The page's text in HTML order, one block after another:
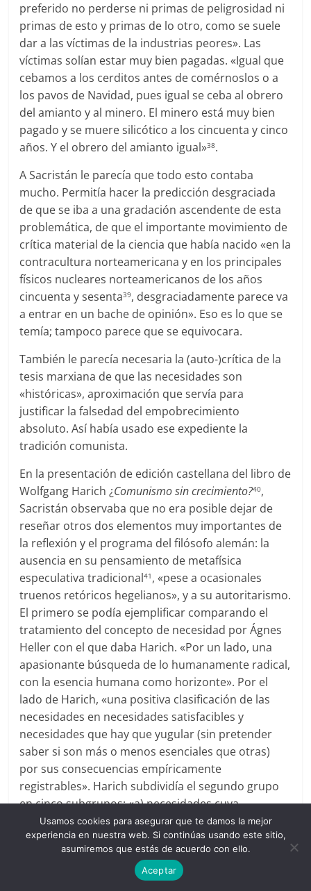
preferido no perderse ni primas de peligrosidad ni
primas de esto y primas de lo otro, como se suele
dar a las víctimas de la industrias peores». Las
víctimas solían estar muy bien pagadas. «Igual que
cebamos a los cerditos antes de comérnoslos o a
los pavos de Navidad, pues igual se ceba al obrero
del amianto y al minero. El minero está muy bien
pagado y se muere silicótico a los cincuenta y cinco
años. Y el obrero del amianto igual»38.
A Sacristán le parecía que todo esto contaba
mucho. Permitía hacer la predicción desgraciada
de que se iba a una gradación ascendente de esta
problemática, de que el importante movimiento de
crítica material de la ciencia que había nacido «en la
contracultura norteamericana y en los principales
físicos nucleares norteamericanos de los años
cincuenta y sesenta39, desgraciadamente parece va
a entrar en un bache de opinión». Eso es lo que se
temía; tampoco parece que se equivocara.
También le parecía necesaria la (auto-)crítica de la
tesis marxiana de que las necesidades son
«históricas», aproximación que servía para
justificar la falsedad del empobrecimiento
absoluto. Así había usado ese expediente la
tradición comunista.
En la presentación de edición castellana del libro de
Wolfgang Harich ¿Comunismo sin crecimiento?40,
Sacristán observaba que no era posible dejar de
reseñar otros dos elementos muy importantes de
la reflexión y el programa del filósofo alemán: la
ausencia en su pensamiento de metafísica
especulativa tradicional41 , «pese a ocasionales
truenos retóricos hegelianos», y a su autoritarismo.
El primero se podía ejemplificar comparando el
tratamiento del concepto de necesidad por Ágnes
Heller con el que daba Harich. «Por un lado, una
apasionante búsqueda de lo humanamente radical,
con la esencia humana como horizonte». Por el
lado de Harich, «una positiva clasificación de las
necesidades en necesidades satisfacibles y
necesidades que hay que yugular (sin pretender
saber si son más o menos esenciales que otras)
por sus consecuencias empíricamente
registrables». Harich subdividía el segundo grupo
en cinco subgrupos: «a) necesidades cuya
satisfacción es hostil a la naturaleza; b)
necesidades cuya satisfacción es hostil a la vida
social; c) necesidades cuya satisfacción es
antisocialista; d) necesidades cuya satisfacción es
Usamos cookies para asegurar que te damos la mejor
experiencia en nuestra web. Si continúas usando este sitio,
asumiremos que estás de acuerdo con ello.
Aceptar